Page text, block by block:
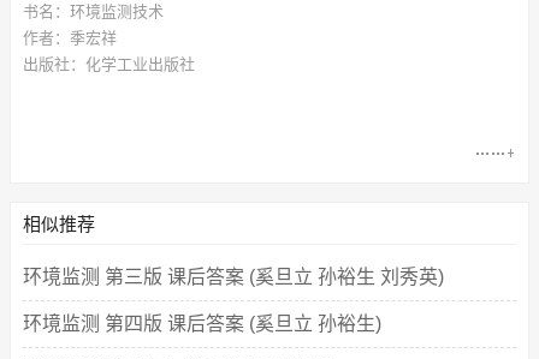
书名：环境监测技术
作者：季宏祥
出版社：化学工业出版社
相似推荐
环境监测 第三版 课后答案 (奚旦立 孙裕生 刘秀英)
环境监测 第四版 课后答案 (奚旦立 孙裕生)